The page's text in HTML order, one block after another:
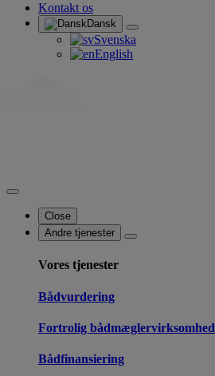
Kontakt os
Dansk
Svenska
English
Close
Andre tjenester
Vores tjenester
Bådvurdering
Fortrolig bådmæglervirksomhed
Bådfinansiering